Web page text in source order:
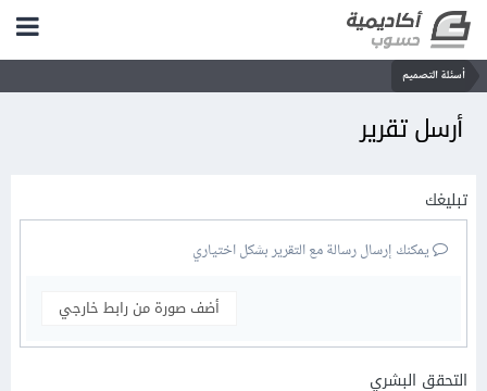
أسئلة التصميم
أرسل تقرير
تبليغك
يمكنك إرسال رسالة مع التقرير بشكل اختياري
أضف صورة من رابط خارجي
التحقق البشري